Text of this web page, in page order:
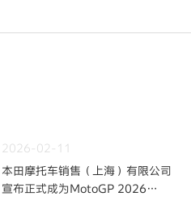
2026-02-11
本田摩托车销售（上海）有限公司
宣布正式成为MotoGP 2026